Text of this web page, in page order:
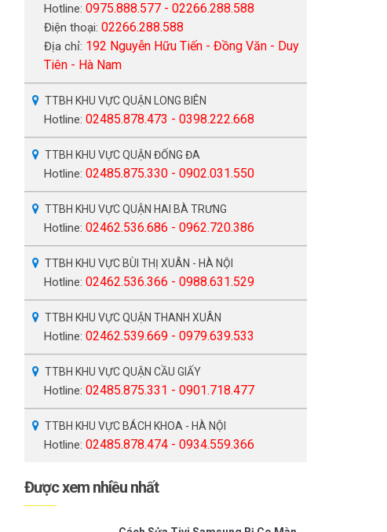
Hotline: 0975.888.577 - 02266.288.588
Điện thoại: 02266.288.588
Địa chỉ: 192 Nguyễn Hữu Tiến - Đồng Văn - Duy
Tiên - Hà Nam
TTBH KHU VỰC QUẬN LONG BIÊN
Hotline: 02485.878.473 - 0398.222.668
TTBH KHU VỰC QUẬN ĐỐNG ĐA
Hotline: 02485.875.330 - 0902.031.550
TTBH KHU VỰC QUẬN HAI BÀ TRƯNG
Hotline: 02462.536.686 - 0962.720.386
TTBH KHU VỰC BÙI THỊ XUÂN - HÀ NỘI
Hotline: 02462.536.366 - 0988.631.529
TTBH KHU VỰC QUẬN THANH XUÂN
Hotline: 02462.539.669 - 0979.639.533
TTBH KHU VỰC QUẬN CẦU GIẤY
Hotline: 02485.875.331 - 0901.718.477
TTBH KHU VỰC BÁCH KHOA - HÀ NỘI
Hotline: 02485.878.474 - 0934.559.366
Được xem nhiều nhất